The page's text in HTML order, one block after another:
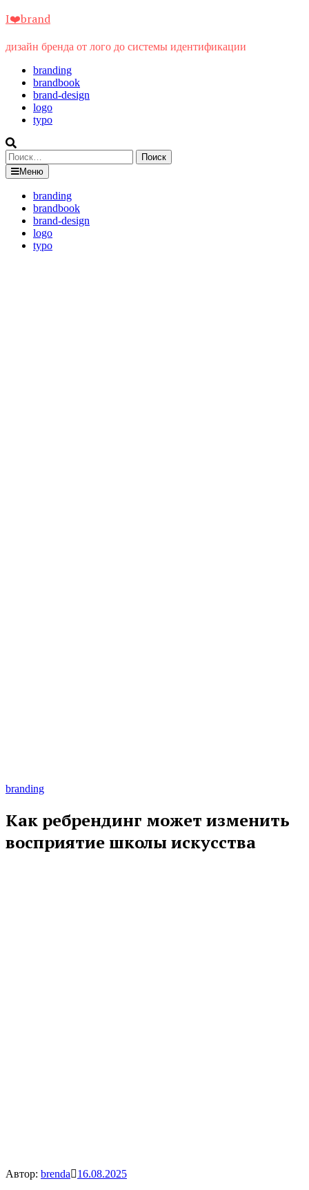
Перейти
содержимому
I❤️brand
дизайн бренда от лого до системы идентификации
branding
brandbook
brand-design
logo
typo
Найти:
Меню
branding
brandbook
brand-design
logo
typo
branding
Как ребрендинг может изменить
восприятие школы искусства
Автор: brenda
16.08.2025